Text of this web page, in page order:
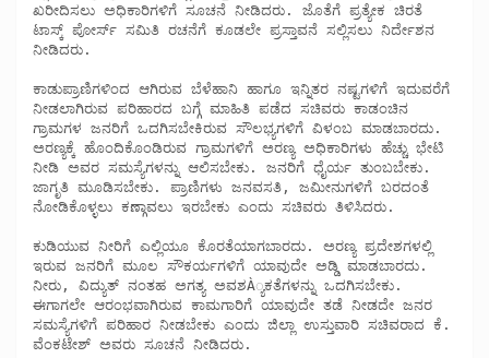
ಖರೀದಿಸಲು ಅಧಿಕಾರಿಗಳಿಗೆ ಸೂಚನೆ ನೀಡಿದರು. ಜೊತೆಗೆ ಪ್ರತ್ಯೇಕ ಚಿರತೆ
ಟಾಸ್ಕ್ ಪೋರ್ಸ್ ಸಮಿತಿ ರಚನೆಗೆ ಕೂಡಲೇ ಪ್ರಸ್ತಾವನೆ ಸಲ್ಲಿಸಲು ನಿರ್ದೇಶನ
ನೀಡಿದರು.
ಕಾಡುಪ್ರಾಣಿಗಳಿಂದ ಆಗಿರುವ ಬೆಳೆಹಾನಿ ಹಾಗೂ ಇನ್ನಿತರ ನಷ್ಟಗಳಿಗೆ ಇದುವರೆಗೆ
ನೀಡಲಾಗಿರುವ ಪರಿಹಾರದ ಬಗ್ಗೆ ಮಾಹಿತಿ ಪಡೆದ ಸಚಿವರು ಕಾಡಂಚಿನ
ಗ್ರಾಮಗಳ ಜನರಿಗೆ ಒದಗಿಸಬೇಕಿರುವ ಸೌಲಭ್ಯಗಳಿಗೆ ವಿಳಂಬ ಮಾಡಬಾರದು.
ಅರಣ್ಯಕ್ಕೆ ಹೊಂದಿಕೊಂಡಿರುವ ಗ್ರಾಮಗಳಿಗೆ ಅರಣ್ಯ ಅಧಿಕಾರಿಗಳು ಹೆಚ್ಚು ಭೇಟಿ
ನೀಡಿ ಅವರ ಸಮಸ್ಯೆಗಳನ್ನು ಆಲಿಸಬೇಕು. ಜನರಿಗೆ ಧೈರ್ಯ ತುಂಬಬೇಕು.
ಜಾಗೃತಿ ಮೂಡಿಸಬೇಕು. ಪ್ರಾಣಿಗಳು ಜನವಸತಿ, ಜಮೀನುಗಳಿಗೆ ಬರದಂತೆ
ನೋಡಿಕೊಳ್ಳಲು ಕಣ್ಗಾವಲು ಇರಬೇಕು ಎಂದು ಸಚಿವರು ತಿಳಿಸಿದರು.
ಕುಡಿಯುವ ನೀರಿಗೆ ಎಲ್ಲಿಯೂ ಕೊರತೆಯಾಗಬಾರದು. ಅರಣ್ಯ ಪ್ರದೇಶಗಳಲ್ಲಿ
ಇರುವ ಜನರಿಗೆ ಮೂಲ ಸೌಕರ್ಯಗಳಿಗೆ ಯಾವುದೇ ಅಡ್ಡಿ ಮಾಡಬಾರದು.
ನೀರು, ವಿದ್ಯುತ್ ನಂತಹ ಅಗತ್ಯ ಅವಶÀ್ಯಕತೆಗಳನ್ನು ಒದಗಿಸಬೇಕು.
ಈಗಾಗಲೇ ಆರಂಭವಾಗಿರುವ ಕಾಮಗಾರಿಗೆ ಯಾವುದೇ ತಡೆ ನೀಡದೇ ಜನರ
ಸಮಸ್ಯೆಗಳಿಗೆ ಪರಿಹಾರ ನೀಡಬೇಕು ಎಂದು ಜಿಲ್ಲಾ ಉಸ್ತುವಾರಿ ಸಚಿವರಾದ ಕೆ.
ವೆಂಕಟೇಶ್ ಅವರು ಸೂಚನೆ ನೀಡಿದರು.